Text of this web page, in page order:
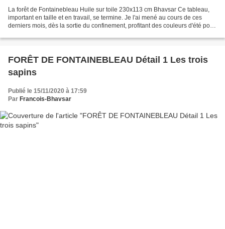
La forêt de Fontainebleau Huile sur toile 230x113 cm Bhavsar Ce tableau,
important en taille et en travail, se termine. Je l'ai mené au cours de ces
derniers mois, dès la sortie du confinement, profitant des couleurs d'été pour
FORÊT DE FONTAINEBLEAU Détail 1 Les trois
sapins
Publié le 15/11/2020 à 17:59
Par Francois-Bhavsar